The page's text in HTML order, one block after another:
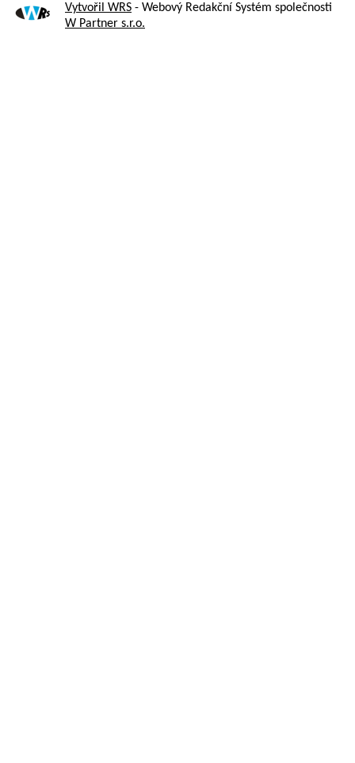
Vytvořil WRS - Webový Redakční Systém společnosti
W Partner s.r.o.